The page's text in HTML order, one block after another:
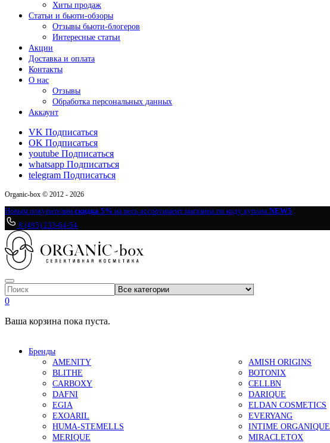
Хиты продаж
Статьи и бьюти-обзоры
Отзывы бьюти-блогеров
Интересные статьи
Акции
Доставка и оплата
Контакты
О нас
Отзывы
Обработка персональных данных
Аккаунт
VK Подписаться
OK Подписаться
youtube Подписаться
whatsapp Подписаться
telegram Подписаться
Organic-box © 2012 - 2026
Новым покупателям скидка 5% на весь ассортимент магазина по коду купона NEW5
8 (495) 233-64-54
0
Ваша корзина пока пуста.
Бренды
AMENITY
AMISH ORIGINS
BLITHE
BOTONIX
CARBOXY
CELLBN
DAFNI
DARIQUE
EGIA
ELDAN COSMETICS
EXOARIL
EVERYANG
HUMA-STEMELLS
INTIME ORGANIQUE
MERIQUE
MIRACLETOX